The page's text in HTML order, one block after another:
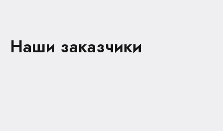
Наши заказчики